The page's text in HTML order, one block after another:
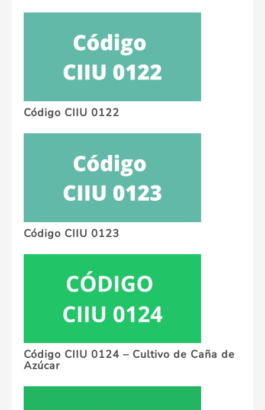
Código CIIU 0122
Código CIIU 0123
Código CIIU 0124 – Cultivo de Caña de
Azúcar